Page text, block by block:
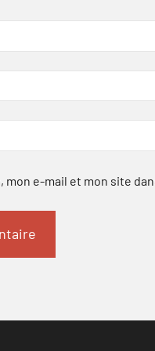
mon e-mail et mon site